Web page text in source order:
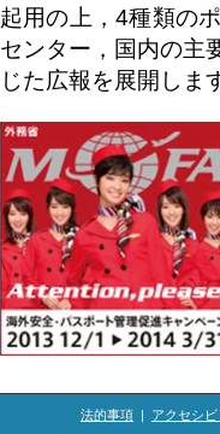
起用の上，4種類の
センター，国内の主
じた広報を展開しま
法的事項 | アクセシ